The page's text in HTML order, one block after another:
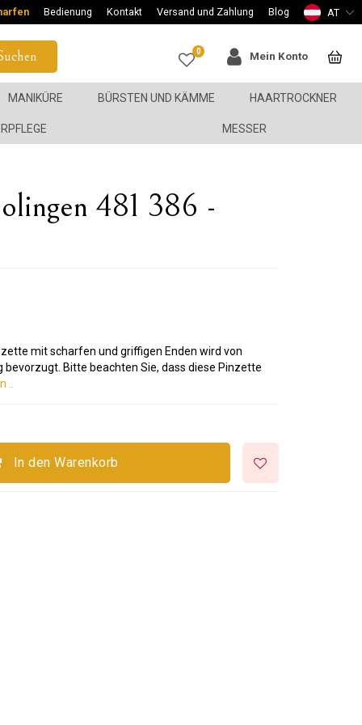
Bedienung Kontakt Versand und Zahlung Blog AT
0 Mein Konto
MANIKÜRE BÜRSTEN UND KÄMME HAARTROCKNER
MESSER
481 386 -
mit scharfen und griffigen Enden wird von
Bitte beachten Sie, dass diese Pinzette
In den Warenkorb